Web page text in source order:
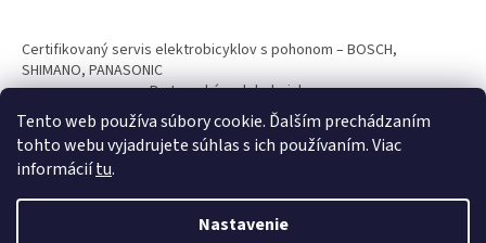
Tento web používa súbory cookie. Ďalším prechádzaním
tohto webu vyjadrujete súhlas s ich používaním. Viac
informáciítu.
Nastavenie
Certifikovaný servis elektrobicyklov s pohonom – BOSCH,
SHIMANO, PANASONIC
Partnerský web hokejshop.eu
Vytvoril Shoptet